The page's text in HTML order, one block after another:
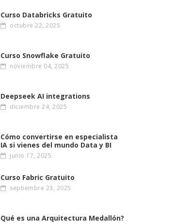
Curso Databricks Gratuito
octubre 22, 2025
Curso Snowflake Gratuito
noviembre 04, 2025
Deepseek AI integrations
diciembre 24, 2025
Cómo convertirse en especialista
IA si vienes del mundo Data y BI
junio 17, 2025
Curso Fabric Gratuito
septiembre 23, 2025
Qué es una Arquitectura Medallón?